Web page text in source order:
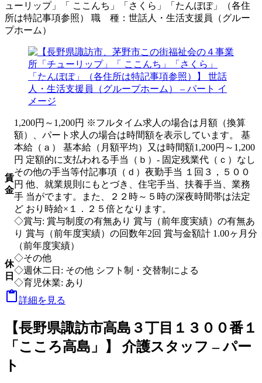
ューリップ」「 ここんち」「さくら」「たんぽぽ」（各住
所は特記事項参照） 職 種： 世話人・生活支援員（グルー
プホーム）
賃
金
1,200円～1,200円 ※フルタイム求人の場合は月額（換算
額）、パート求人の場合は時間額を表示しています。 基
本給（ａ） 基本給（月額平均）又は時間額1,200円～1,200
円 定額的に支払われる手当（ｂ）- 固定残業代（ｃ）なし
その他の手当等付記事項（ｄ）夜勤手当 １回３，５００
円 他、就業規則にもとづき、住宅手当、扶養手当、業務
手 当がでます。また、２２時～５時の深夜時間帯は法定
ど おり時給×１．２５倍となります。
◇賞与: 賞与制度の有無あり 賞与（前年度実績）の有無あ
り 賞与（前年度実績）の回数年2回 賞与金額計 1.00ヶ月分
（前年度実績）
休
日
◇その他
◇週休二日: その他 シフト制・交替制による
◇育児休業: あり
詳細を見る
【長野県諏訪市高島３丁目１３００番１
「こころ高島」】 介護スタッフ – パー
ト